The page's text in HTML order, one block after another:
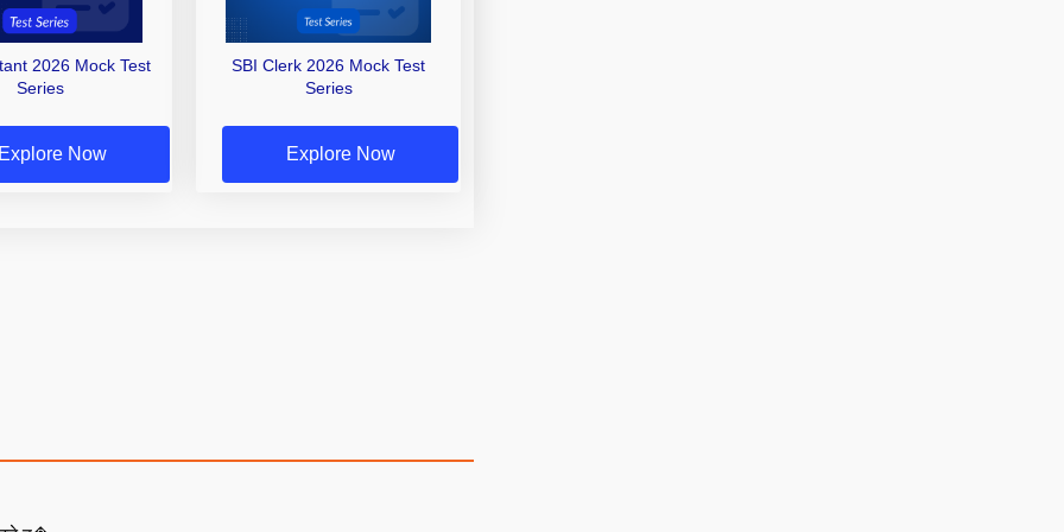
2026 Mock Test
Series
Explore Now
SBI Clerk 2026 Mock Test
Series
Explore Now